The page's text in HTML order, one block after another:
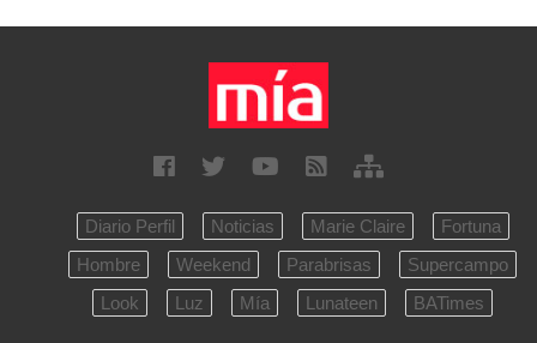
Diario Perfil Noticias Marie Claire
Fortuna
Hombre
Weekend Parabrisas
Supercampo
Look
Luz Mía Lunateen BATimes